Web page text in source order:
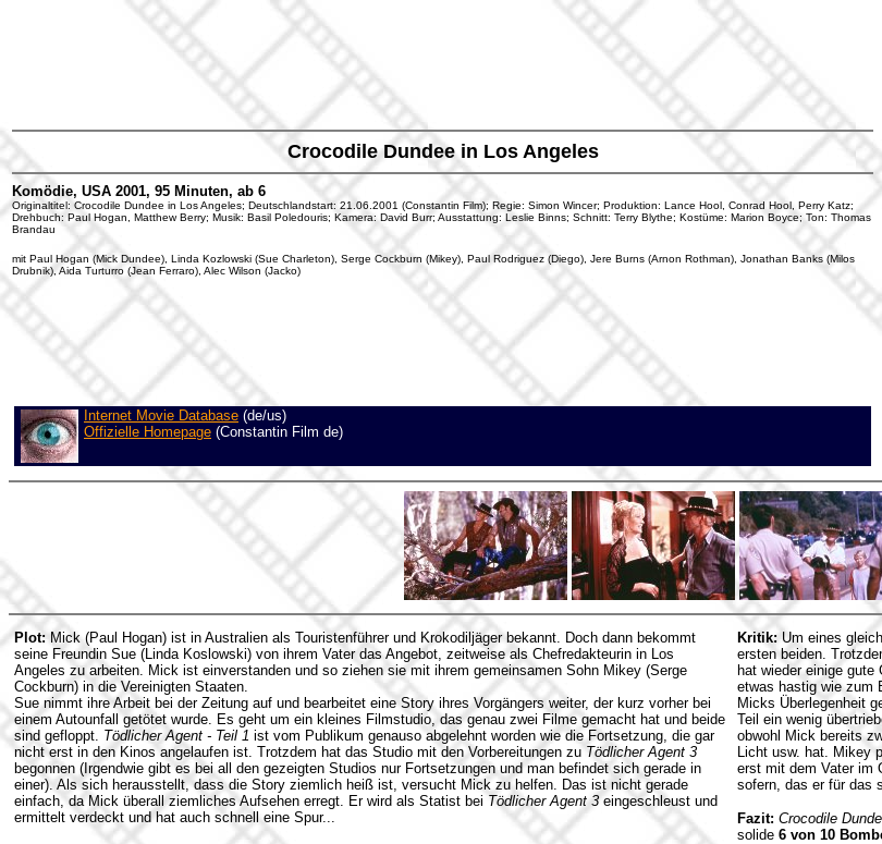
Crocodile Dundee in Los Angeles
Komödie, USA 2001, 95 Minuten, ab 6
Originaltitel: Crocodile Dundee in Los Angeles; Deutschlandstart: 21.06.2001 (Constantin Film); Regie: Simon Wincer; Produktion: Lance Hool, Conrad Hool, Perry Katz;
Drehbuch: Paul Hogan, Matthew Berry; Musik: Basil Poledouris; Kamera: David Burr; Ausstattung: Leslie Binns; Schnitt: Terry Blythe; Kostüme: Marion Boyce; Ton: Thomas
Brandau
mit Paul Hogan (Mick Dundee), Linda Kozlowski (Sue Charleton), Serge Cockburn (Mikey), Paul Rodriguez (Diego), Jere Burns (Arnon Rothman), Jonathan Banks (Milos
Drubnik), Aida Turturro (Jean Ferraro), Alec Wilson (Jacko)
Internet Movie Database (de/us)
Offizielle Homepage (Constantin Film de)
Plot: Mick (Paul Hogan) ist in Australien als Touristenführer und Krokodiljäger bekannt. Doch dann bekommt
seine Freundin Sue (Linda Koslowski) von ihrem Vater das Angebot, zeitweise als Chefredakteurin in Los
Angeles zu arbeiten. Mick ist einverstanden und so ziehen sie mit ihrem gemeinsamen Sohn Mikey (Serge
Cockburn) in die Vereinigten Staaten.
Sue nimmt ihre Arbeit bei der Zeitung auf und bearbeitet eine Story ihres Vorgängers weiter, der kurz vorher bei
einem Autounfall getötet wurde. Es geht um ein kleines Filmstudio, das genau zwei Filme gemacht hat und beide
sind gefloppt. Tödlicher Agent - Teil 1 ist vom Publikum genauso abgelehnt worden wie die Fortsetzung, die gar
nicht erst in den Kinos angelaufen ist. Trotzdem hat das Studio mit den Vorbereitungen zu Tödlicher Agent 3
begonnen (Irgendwie gibt es bei all den gezeigten Studios nur Fortsetzungen und man befindet sich gerade in
einer). Als sich herausstellt, dass die Story ziemlich heiß ist, versucht Mick zu helfen. Das ist nicht gerade
einfach, da Mick überall ziemliches Aufsehen erregt. Er wird als Statist bei Tödlicher Agent 3eingeschleust und
ermittelt verdeckt und hat auch schnell eine Spur...
Kritik: Um eines
ersten beiden.
hat wieder einige
etwas hastig wie zum
Micks Überlegenheit
Teil ein wenig
obwohl Mick bereits
Licht usw. hat. Mikey
erst mit dem Vater im
sofern, das er für das
Fazit: Crocodile
solide 6 von 10